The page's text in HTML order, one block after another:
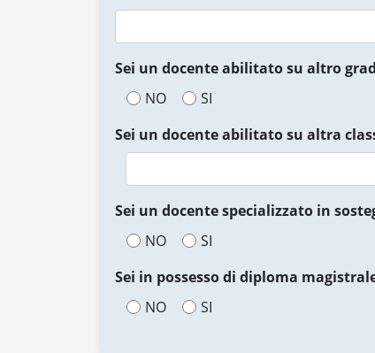
Sei un docente abilitato su altro
NO
SI
Sei un docente abilitato su altra
Sei un docente specializzato in
NO
SI
Sei in possesso di diploma
NO
SI